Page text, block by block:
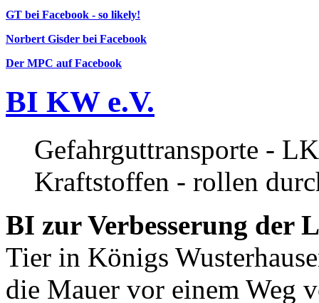
GT bei Facebook - so likely!
Norbert Gisder bei Facebook
Der MPC auf Facebook
BI KW e.V.
Gefahrguttransporte -
Kraftstoffen - rollen
BI zur Verbesserung der
Tier in Königs
die Mauer vor einem Weg